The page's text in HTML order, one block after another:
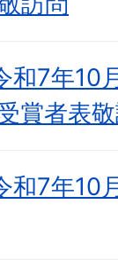
和7年10
賞者表
和7年10